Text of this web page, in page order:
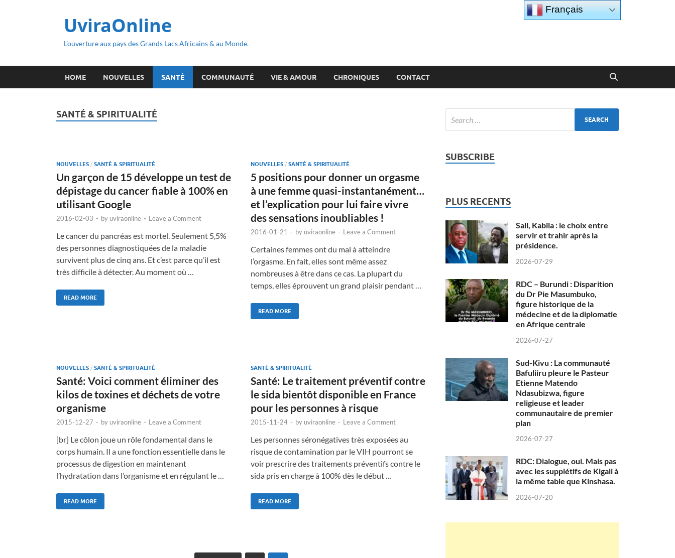
UviraOnline
L’ouverture aux pays des Grands Lacs Africains & au Monde.
HOME NOUVELLES SANTÉ COMMUNAUTÉ VIE & AMOUR CHRONIQUES CONTACT
SANTÉ & SPIRITUALITÉ
NOUVELLES / SANTÉ & SPIRITUALITÉ
Un garçon de 15 développe un test de
dépistage du cancer fiable à 100% en
utilisant Google
2016-02-03 - byuviraonline - Leave a Comment
Le cancer du pancréas est mortel. Seulement 5,5%
des personnes diagnostiquées de la maladie
survivent plus de cinq ans. Et c’est parce qu’il est
très difficile à détecter. Au moment où …
READ MORE
NOUVELLES / SANTÉ & SPIRITUALITÉ
5 positions pour donner un orgasme
à une femme quasi-instantanément…
et l’explication pour lui faire vivre
des sensations inoubliables !
2016-01-21 - byuviraonline - Leave a Comment
Certaines femmes ont du mal à atteindre
l’orgasme. En fait, elles sont même assez
nombreuses à être dans ce cas. La plupart du
temps, elles éprouvent un grand plaisir pendant …
READ MORE
NOUVELLES / SANTÉ & SPIRITUALITÉ
Santé: Voici comment éliminer des
kilos de toxines et déchets de votre
organisme
2015-12-27 - byuviraonline - Leave a Comment
[br] Le côlon joue un rôle fondamental dans le
corps humain. Il a une fonction essentielle dans le
processus de digestion en maintenant
l’hydratation dans l’organisme et en régulant le …
READ MORE
SANTÉ & SPIRITUALITÉ
Santé: Le traitement préventif contre
le sida bientôt disponible en France
pour les personnes à risque
2015-11-24 - byuviraonline - Leave a Comment
Les personnes séronégatives très exposées au
risque de contamination par le VIH pourront se
voir prescrire des traitements préventifs contre le
sida pris en charge à 100% dès le début …
READ MORE
SUBSCRIBE
PLUS RECENTS
Sall, Kabila : le choix entre
servir et trahir après la
présidence.
2026-07-29
RDC – Burundi : Disparition
du Dr Pie Masumbuko,
figure historique de la
médecine et de la diplomatie
en Afrique centrale
2026-07-27
Sud-Kivu : La communauté
Bafuliiru pleure le Pasteur
Etienne Matendo
Ndasubizwa, figure
religieuse et leader
communautaire de premier
plan
2026-07-27
RDC: Dialogue, oui. Mais pas
avec les supplétifs de Kigali à
la même table que Kinshasa.
2026-07-20
Français